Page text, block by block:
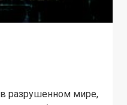
в разрушенном мире,